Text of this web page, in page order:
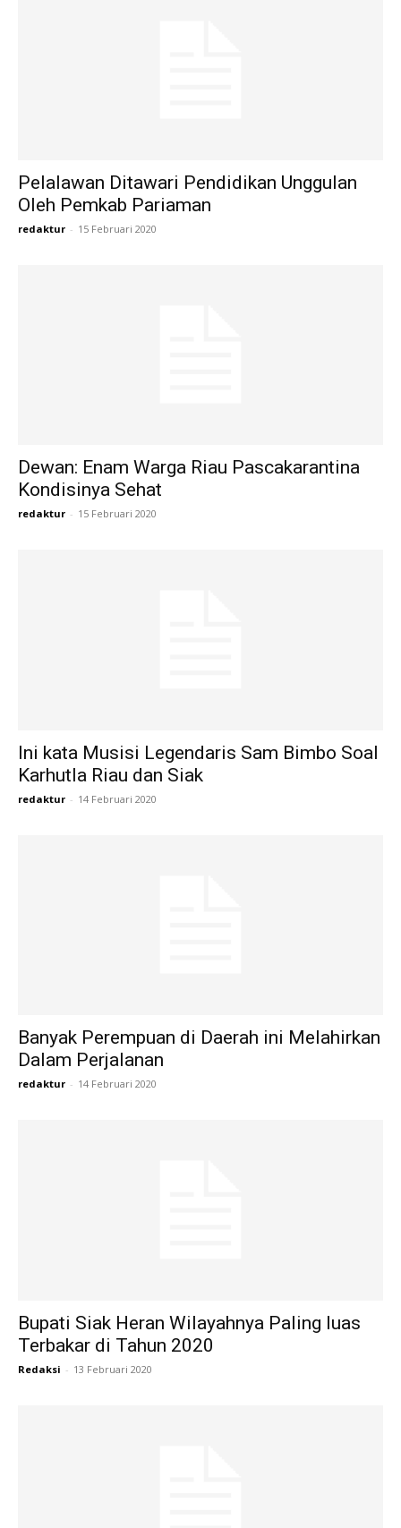
Pelalawan Ditawari Pendidikan Unggulan
Oleh Pemkab Pariaman
redaktur - 15 Februari 2020
Dewan: Enam Warga Riau Pascakarantina
Kondisinya Sehat
redaktur - 15 Februari 2020
Ini kata Musisi Legendaris Sam Bimbo Soal
Karhutla Riau dan Siak
redaktur - 14 Februari 2020
Banyak Perempuan di Daerah ini Melahirkan
Dalam Perjalanan
redaktur - 14 Februari 2020
Bupati Siak Heran Wilayahnya Paling Iuas
Terbakar di Tahun 2020
Redaksi - 13 Februari 2020